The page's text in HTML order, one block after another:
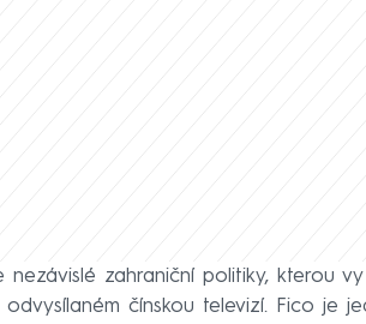
nezávislé zahraniční politiky, kterou
odvysílaném čínskou televizí. Fico je